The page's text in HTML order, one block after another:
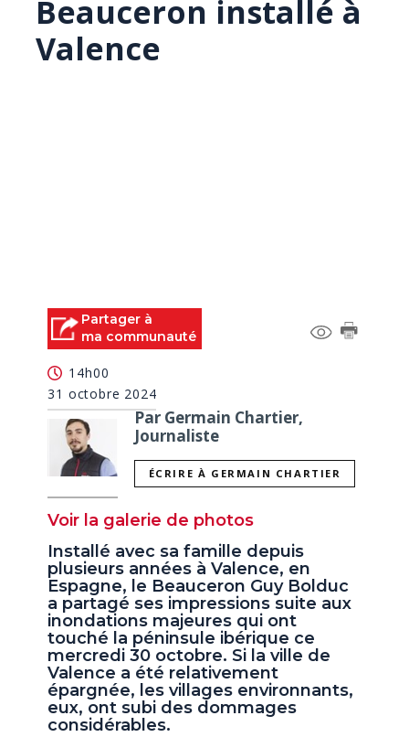
Beauceron installé à
Valence
Partager à
ma communauté
14h00
31 octobre 2024
Par Germain Chartier,
Journaliste
ÉCRIRE À GERMAIN CHARTIER
Voir la galerie de photos
Installé avec sa famille depuis
plusieurs années à Valence, en
Espagne, le Beauceron Guy Bolduc
a partagé ses impressions suite aux
inondations majeures qui ont
touché la péninsule ibérique ce
mercredi 30 octobre. Si la ville de
Valence a été relativement
épargnée, les villages environnants,
eux, ont subi des dommages
considérables.